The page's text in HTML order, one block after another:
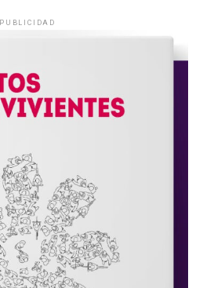
PUBLICIDAD